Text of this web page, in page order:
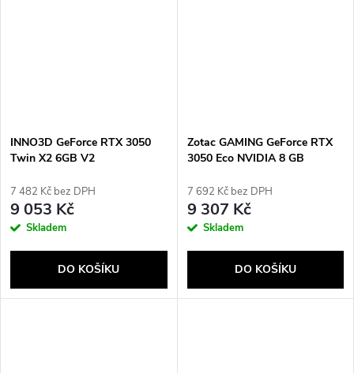
INNO3D GeForce RTX 3050
Twin X2 6GB V2
7 482 Kč bez DPH
9 053 Kč
Skladem
DO KOŠÍKU
Zotac GAMING GeForce RTX
3050 Eco NVIDIA 8 GB
7 692 Kč bez DPH
9 307 Kč
Skladem
DO KOŠÍKU